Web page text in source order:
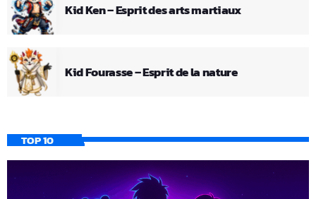
Kid Ken – Esprit des arts martiaux
Kid Fourasse – Esprit de la nature
TOP 10